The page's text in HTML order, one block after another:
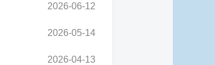
2026-06-12
2026-05-14
2026-04-13